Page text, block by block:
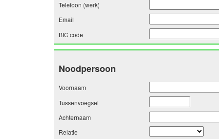
Telefoon (werk)
Email
BIC code
Noodpersoon
Voornaam
Tussenvoegsel
Achternaam
Relatie